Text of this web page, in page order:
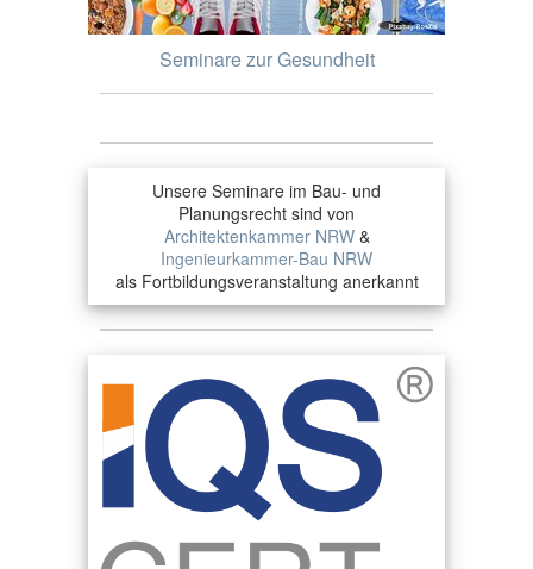
Seminare zur Gesundheit
Unsere Seminare im Bau- und
Planungsrecht sind von
Architektenkammer NRW&
Ingenieurkammer-Bau NRW
als Fortbildungsveranstaltung anerkannt